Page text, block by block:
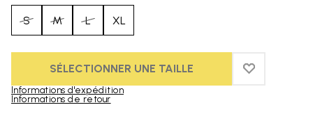
S M L XL
SÉLECTIONNER UNE TAILLE ADD TO
ADD TO
Informations d'expédition
Informations de retour